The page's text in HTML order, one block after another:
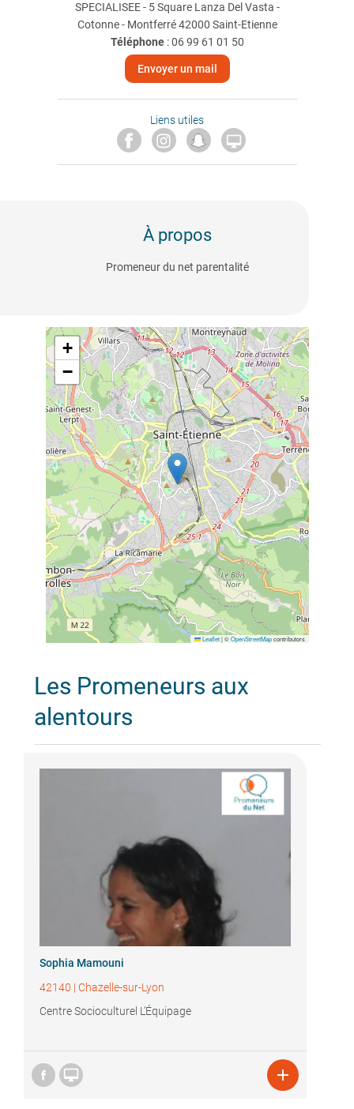
SPECIALISEE - 5 Square Lanza Del Vasta -
Cotonne - Montferré 42000 Saint-Etienne
Téléphone:06 99 61 01 50
Envoyer un mail
Liens utiles

À propos
Promeneur du net parentalité
+
−
Leaflet |©OpenStreetMapcontributors
Les Promeneurs aux
alentours
Sophia Mamouni
42140 | Chazelle-sur-Lyon
Centre Socioculturel L’Équipage
 